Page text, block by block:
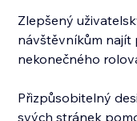
Zlepšený
návštěvníkům najít
nekonečného
Přizpůsobitelný
svých stránek